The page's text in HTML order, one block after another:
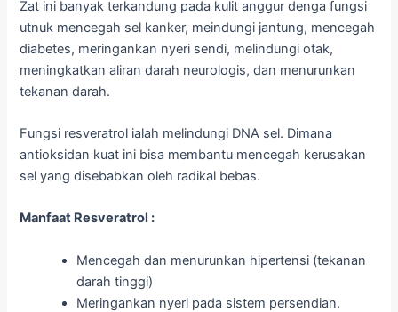
Zat ini banyak terkandung pada kulit anggur denga fungsi
utnuk mencegah sel kanker, meindungi jantung, mencegah
diabetes, meringankan nyeri sendi, melindungi otak,
meningkatkan aliran darah neurologis, dan menurunkan
tekanan darah.
Fungsi resveratrol ialah melindungi DNA sel. Dimana
antioksidan kuat ini bisa membantu mencegah kerusakan
sel yang disebabkan oleh radikal bebas.
Manfaat Resveratrol :
Mencegah dan menurunkan hipertensi (tekanan
darah tinggi)
Meringankan nyeri pada sistem persendian.